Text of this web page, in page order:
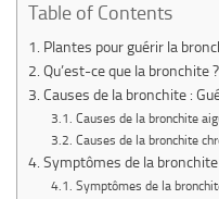
Table of Contents
Plantes pour guérir la
Qu’est-ce que la bronchite ?
Causes de la bronchite :
Causes de la bronchite
Causes de la bronchite
Symptômes de la bronchite
Symptômes de la